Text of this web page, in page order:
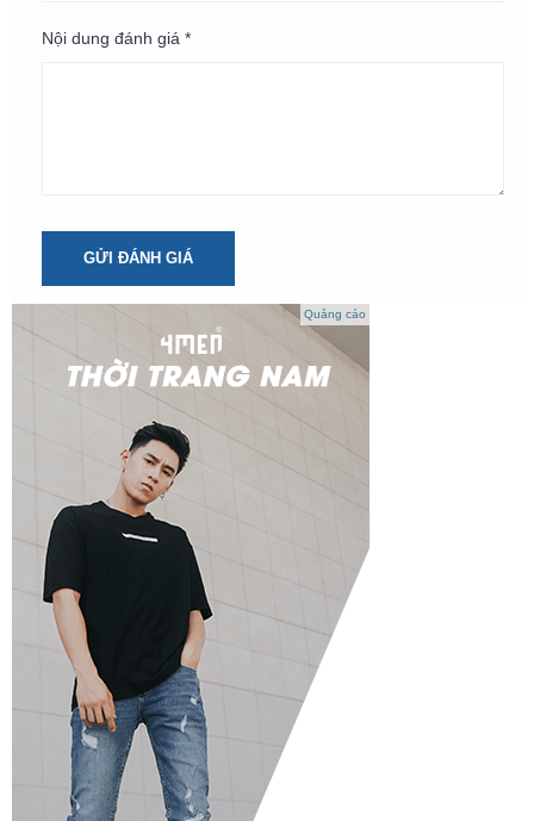
Nội dung đánh giá *
GỬI ĐÁNH GIÁ
Quảng cáo